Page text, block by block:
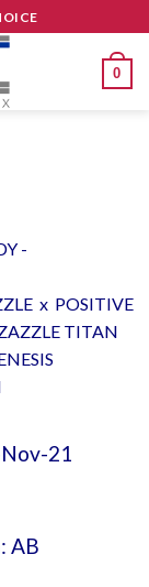
0
-
x POSITIVE
TITAN
21
: AB